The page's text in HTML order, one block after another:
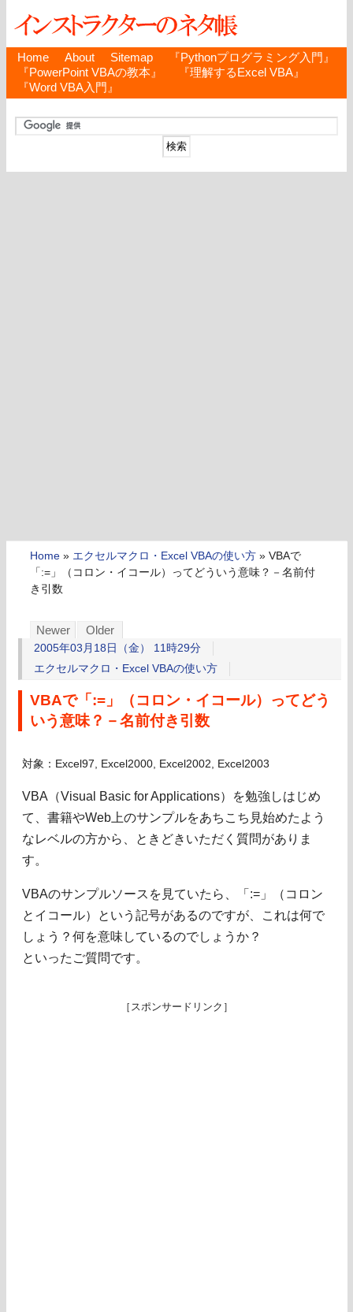
Home About Sitemap
『Pythonプログラミング入門』
『PowerPoint VBAの教本』
『理解するExcel VBA』
『Word VBA入門』
Home » エクセルマクロ・Excel VBAの使い方 » VBAで
「:=」（コロン・イコール）ってどういう意味？－名前付
き引数
Newer Older
2005年03月18日（金） 11時29分
エクセルマクロ・Excel VBAの使い方
VBAで「:=」（コロン・イコール）ってどう
いう意味？－名前付き引数
対象：Excel97, Excel2000, Excel2002, Excel2003
VBA（Visual Basic for Applications）を勉強しはじめ
て、書籍やWeb上のサンプルをあちこち見始めたよう
なレベルの方から、ときどきいただく質問がありま
す。
VBAのサンプルソースを見ていたら、「:=」（コロン
とイコール）という記号があるのですが、これは何で
しょう？何を意味しているのでしょうか？
といったご質問です。
［スポンサードリンク］